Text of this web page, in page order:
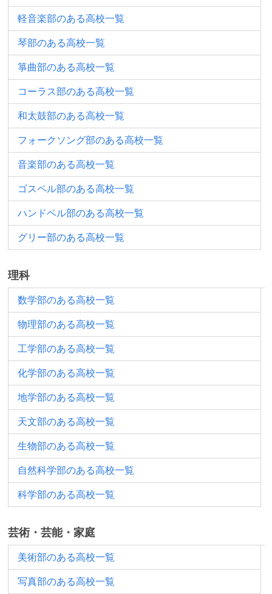
軽音楽部のある高校一覧
琴部のある高校一覧
箏曲部のある高校一覧
コーラス部のある高校一覧
和太鼓部のある高校一覧
フォークソング部のある高校一覧
音楽部のある高校一覧
ゴスペル部のある高校一覧
ハンドベル部のある高校一覧
グリー部のある高校一覧
理科
数学部のある高校一覧
物理部のある高校一覧
工学部のある高校一覧
化学部のある高校一覧
地学部のある高校一覧
天文部のある高校一覧
生物部のある高校一覧
自然科学部のある高校一覧
科学部のある高校一覧
芸術・芸能・家庭
美術部のある高校一覧
写真部のある高校一覧